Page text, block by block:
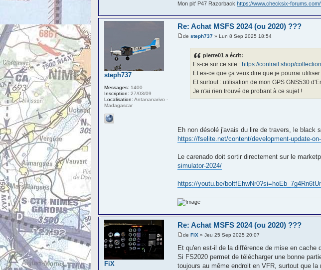
Mon pit' P47 Razorbackhttps://www.checksix-
Re: Achat MSFS 2024 (ou 2020) ???
desteph737 » Lun 8 Sep 2025 18:54
pierre01 a écrit:
Es-ce sur ce site :https://contrail.shop/
Et es-ce que ça veux dire que je pourrai
Et surtout : utilisation de mon GPS GNS530
Je n'ai rien trouvé de probant à ce sujet !
Eh non désolé j'avais du lire de travers, le black
https://fselite.net/content/development-update-
Le carenado doit sortir directement sur le
simulator-2024/
https://youtu.be/
steph737
Messages: 1400
Inscription: 27/03/09
Localisation: Antananarivo -
Madagascar
Re: Achat MSFS 2024 (ou 2020) ???
deFiX » Jeu 25 Sep 2025 20:07
Et qu'en est-il de la différence de mise en cache
Si FS2020 permet de télécharger une bonne
toujours au même endroit en VFR, surtout que
FiX